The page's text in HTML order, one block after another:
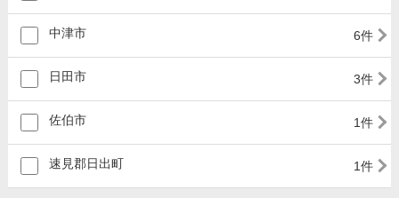
中津市 6件
日田市 3件
佐伯市 1件
速見郡日出町 1件